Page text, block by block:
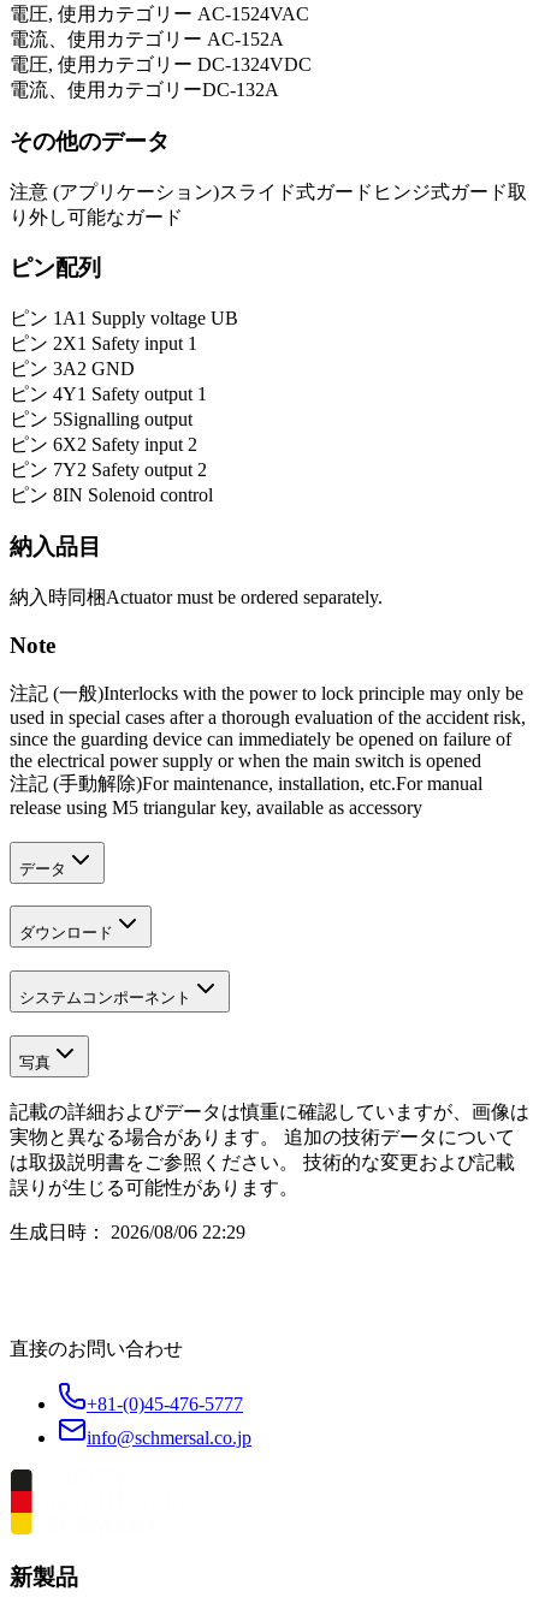
電圧, 使用カテゴリー AC-1524VAC
電流、使用カテゴリー AC-152A
電圧, 使用カテゴリー DC-1324VDC
電流、使用カテゴリーDC-132A
その他のデータ
注意 (アプリケーション)スライド式ガード ヒンジ式ガード取
り外し可能なガード
ピン配列
ピン 1 A1 Supply voltage UB
ピン 2X1 Safety input 1
ピン 3A2 GND
ピン 4Y1 Safety output 1
ピン 5Signalling output
ピン 6X2 Safety input 2
ピン 7Y2 Safety output 2
ピン 8IN Solenoid control
納入品目
納入時同梱Actuator must be ordered separately.
Note
注記 (一般)Interlocks with the power to lock principle may only be
used in special cases after a thorough evaluation of the accident risk,
since the guarding device can immediately be opened on failure of
the electrical power supply or when the main switch is opened
注記 (手動解除)For maintenance, installation, etc.For manual
release using M5 triangular key, available as accessory
データ
ダウンロード
システムコンポーネント
写真
記載の詳細およびデータは慎重に確認していますが、画像は
実物と異なる場合があります。 追加の技術データについて
は取扱説明書をご参照ください。 技術的な変更および記載
誤りが生じる可能性があります。
生成日時： 2026/08/06 22:29
直接のお問い合わせ
+81-(0)45-476-5777
info@schmersal.co.jp
新製品